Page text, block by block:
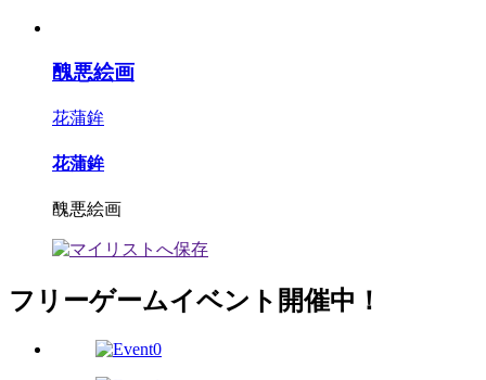
醜悪絵画
花蒲鉾
花蒲鉾
醜悪絵画
フリーゲームイベント開催中！